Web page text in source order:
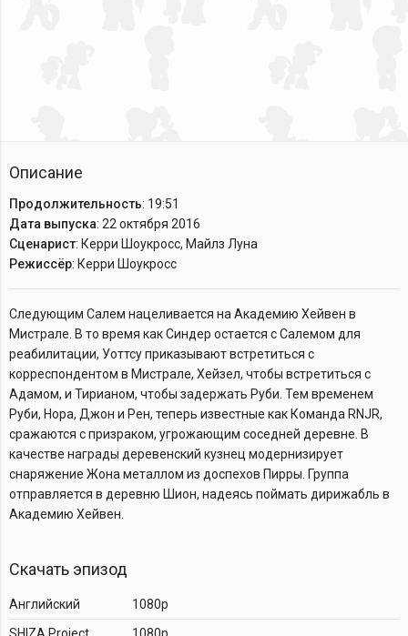
Описание
Продолжительность: 19:51
Дата выпуска: 22 октября 2016
Сценарист: Керри Шоукросс, Майлз Луна
Режиссёр: Керри Шоукросс
Следующим Салем нацеливается на Академию Хейвен в
Мистрале. В то время как Синдер остается с Салемом для
реабилитации, Уоттсу приказывают встретиться с
корреспондентом в Мистрале, Хейзел, чтобы встретиться с
Адамом, и Тирианом, чтобы задержать Руби. Тем временем
Руби, Нора, Джон и Рен, теперь известные как Команда RNJR,
сражаются с призраком, угрожающим соседней деревне. В
качестве награды деревенский кузнец модернизирует
снаряжение Жона металлом из доспехов Пирры. Группа
отправляется в деревню Шион, надеясь поймать дирижабль в
Академию Хейвен.
Скачать эпизод
Английский
1080p
SHIZA Project
1080p